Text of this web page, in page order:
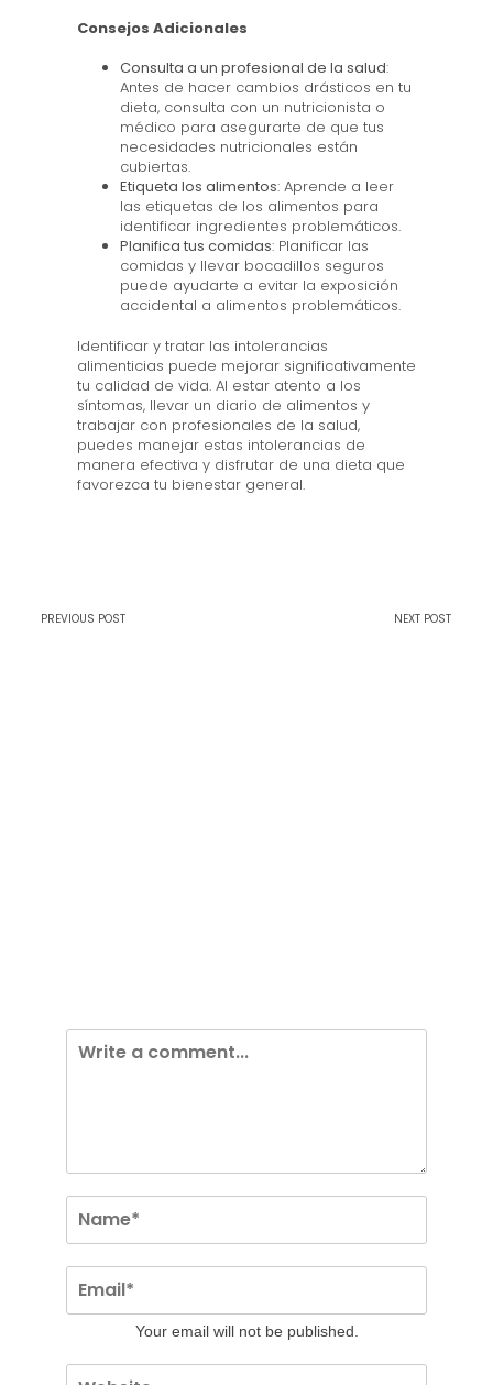
Consejos Adicionales
Consulta a un profesional de la salud:
Antes de hacer cambios drásticos en tu
dieta, consulta con un nutricionista o
médico para asegurarte de que tus
necesidades nutricionales están
cubiertas.
Etiqueta los alimentos: Aprende a leer
las etiquetas de los alimentos para
identificar ingredientes problemáticos.
Planifica tus comidas: Planificar las
comidas y llevar bocadillos seguros
puede ayudarte a evitar la exposición
accidental a alimentos problemáticos.
Identificar y tratar las intolerancias
alimenticias puede mejorar significativamente
tu calidad de vida. Al estar atento a los
síntomas, llevar un diario de alimentos y
trabajar con profesionales de la salud,
puedes manejar estas intolerancias de
manera efectiva y disfrutar de una dieta que
favorezca tu bienestar general.
PREVIOUS POST NEXT POST
Your email will not be published.